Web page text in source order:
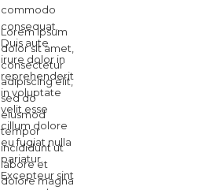
commodo
consequat.
Duis aute
irure dolor in
reprehenderit
in voluptate
velit esse
cillum dolore
eu fugiat nulla
pariatur.
Excepteur sint
Lorem ipsum
dolor sit amet,
consectetur
adipiscing elit,
sed do
eiusmod
tempor
incididunt ut
labore et
dolore magna